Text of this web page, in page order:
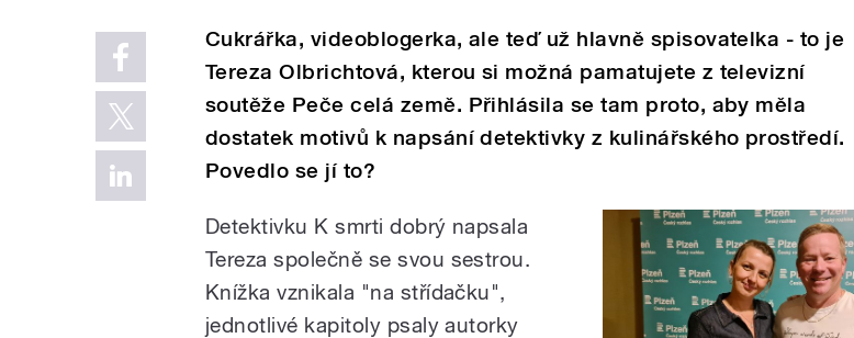
Cukrářka, videoblogerka, ale teď už hlavně spisovatelka - to je
Tereza Olbrichtová, kterou si možná pamatujete z televizní
soutěže Peče celá země. Přihlásila se tam proto, aby měla
dostatek motivů k napsání detektivky z kulinářského prostředí.
Povedlo se jí to?
Detektivku K smrti dobrý napsala
Tereza společně se svou sestrou.
Knížka vznikala "na střídačku",
jednotlivé kapitoly psaly autorky